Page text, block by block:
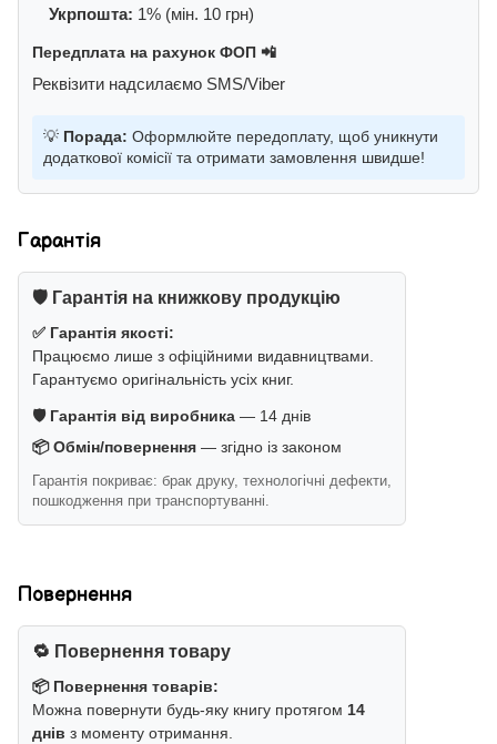
Укрпошта: 1% (мін. 10 грн)
Передплата на рахунок ФОП 📲
Реквізити надсилаємо SMS/Viber
💡 Порада: Оформлюйте передоплату, щоб уникнути
додаткової комісії та отримати замовлення швидше!
Гарантія
🛡️ Гарантія на книжкову продукцію
✅ Гарантія якості:
Працюємо лише з офіційними видавництвами.
Гарантуємо оригінальність усіх книг.
🛡️ Гарантія від виробника — 14 днів
📦 Обмін/повернення — згідно із законом
Гарантія покриває: брак друку, технологічні дефекти,
пошкодження при транспортуванні.
Повернення
🔁 Повернення товару
📦 Повернення товарів:
Можна повернути будь-яку книгу протягом 14
днів з моменту отримання.